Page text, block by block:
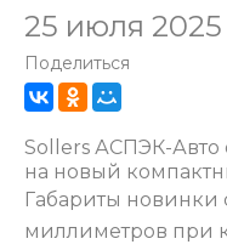
25 июля 2025
Поделиться
Sollers АСПЭК-Авто
на новый
Габариты новинки
миллиметров при